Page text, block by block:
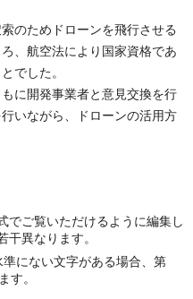
のためドローンを飛行させる
、航空法により国家資格であ
でした。
に開発事業者と意見交換を行
いながら、ドローンの活用方
でご覧いただけるように編集し
干異なります。
にない文字がある場合、第
す。